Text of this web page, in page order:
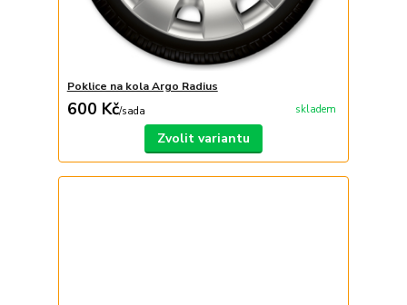
Poklice na kola Argo Radius
600 Kč/sada skladem
Zvolit variantu